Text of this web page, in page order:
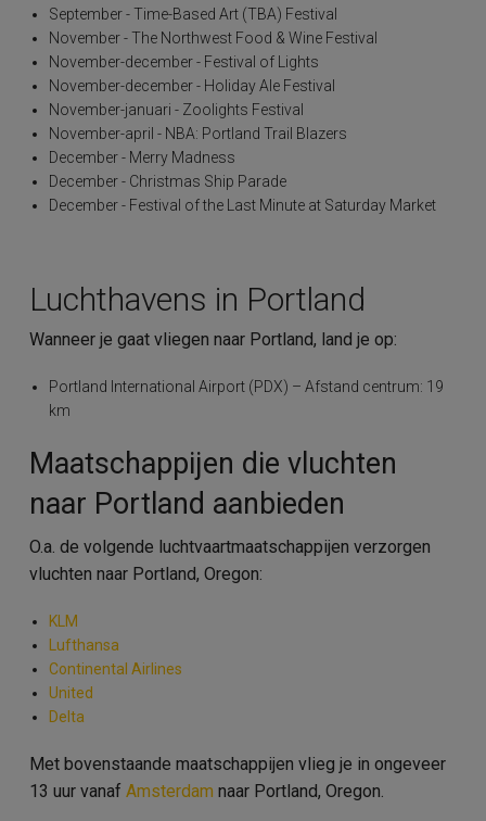
September - Time-Based Art (TBA) Festival
November - The Northwest Food & Wine Festival
November-december - Festival of Lights
November-december - Holiday Ale Festival
November-januari - Zoolights Festival
November-april - NBA: Portland Trail Blazers
December - Merry Madness
December - Christmas Ship Parade
December - Festival of the Last Minute at Saturday Market
Luchthavens in Portland
Wanneer je gaat vliegen naar Portland, land je op:
Portland International Airport (PDX) – Afstand centrum: 19
km
Maatschappijen die vluchten
naar Portland aanbieden
O.a. de volgende luchtvaartmaatschappijen verzorgen
vluchten naar Portland, Oregon:
KLM
Lufthansa
Continental Airlines
United
Delta
Met bovenstaande maatschappijen vlieg je in ongeveer
13 uur vanaf Amsterdam naar Portland, Oregon.